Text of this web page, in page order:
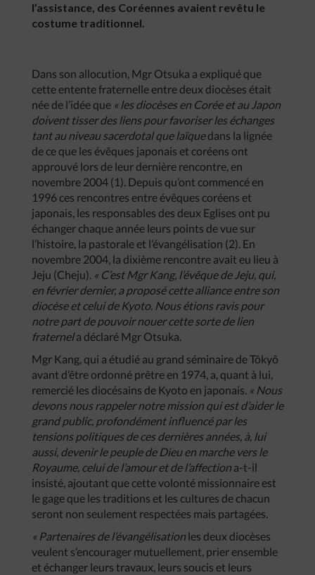
l’assistance, des Coréennes avaient revêtu le
costume traditionnel.
Dans son allocution, Mgr Otsuka a expliqué que
cette entente fraternelle entre deux diocèses était
née de l’idée que « les diocèses en Corée et au Japon
doivent tisser des liens pour favoriser les échanges
tant au niveau sacerdotal que laïquedans la lignée
de ce que les évêques japonais et coréens ont
approuvé lors de leur dernière rencontre, en
novembre 2004 (1). Depuis qu’ont commencé en
1996 ces rencontres entre évêques coréens et
japonais, les responsables des deux Eglises ont pu
échanger chaque année leurs points de vue sur
l’histoire, la pastorale et l’évangélisation (2). En
novembre 2004, la dixième rencontre avait eu lieu à
Jeju (Cheju). « C’est Mgr Kang, l’évêque de Jeju, qui,
en février dernier, a proposé cette alliance entre son
diocèse et celui de Kyoto. Nous étions ravis pour
notre part de pouvoir nouer cette sorte de lien
fraternela déclaré Mgr Otsuka.
Mgr Kang, qui a étudié au grand séminaire de Tôkyô
avant d’être ordonné prêtre en 1974, a, quant à lui,
remercié les diocésains de Kyoto en japonais. « Nous
devons nous rappeler notre mission qui est d’aider le
grand public, profondément influencé par les
tensions politiques de ces dernières années, à, lui
aussi, devenir le peuple de Dieu en marche vers le
Royaume, celui de l’amour et de l’affection a-t-il
insisté, ajoutant que cette volonté missionnaire est
le gage que les traditions et les cultures de chacun
seront non seulement respectées mais partagées.
« Partenaires de l’évangélisation les deux diocèses
veulent s’encourager mutuellement, prier ensemble
et échanger leurs travaux, leurs soucis et leurs